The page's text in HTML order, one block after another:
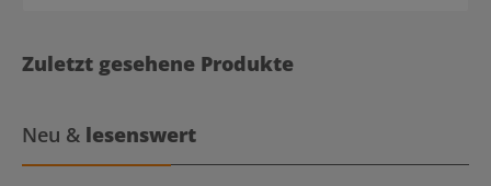
gleichbleibende Qualität!
Zuletzt gesehene Produkte
Neu & lesenswert